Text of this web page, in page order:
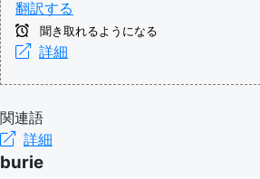
翻訳する
聞き取れるようになる
詳細
関連語
詳細
burie